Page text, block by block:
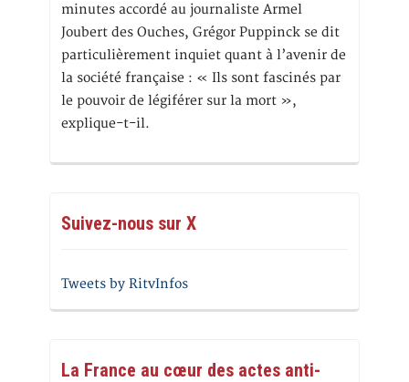
minutes accordé au journaliste Armel
Joubert des Ouches, Grégor Puppinck se dit
particulièrement inquiet quant à l’avenir de
la société française : « Ils sont fascinés par
le pouvoir de légiférer sur la mort »,
explique-t-il.
Suivez-nous sur X
Tweets by RitvInfos
La France au cœur des actes anti-